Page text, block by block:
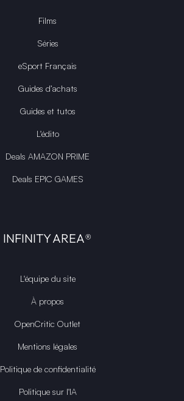
Films
Séries
eSport Français
Guides d’achats
Guides et tutos
L'édito
Deals AMAZON PRIME
Deals EPIC GAMES
INFINITY AREA®
L'équipe du site
À propos
OpenCritic Outlet
Mentions légales
Politique de confidentialité
Politique sur l'IA